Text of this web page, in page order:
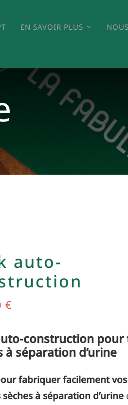
EN SAVOIR PLUS
auto-
€
construction
à séparation d’urine
fabriquer facilement
à séparation d’urine